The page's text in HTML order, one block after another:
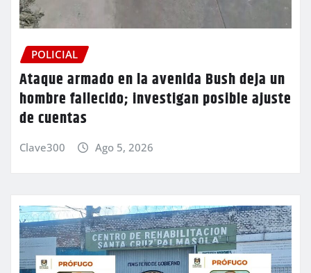
POLICIAL
Ataque armado en la avenida Bush deja un
hombre fallecido; investigan posible ajuste
de cuentas
Clave300 Ago 5, 2026